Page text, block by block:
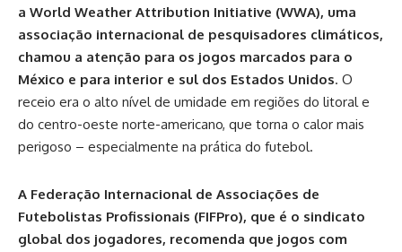
a World Weather Attribution Initiative (WWA), uma
associação internacional de pesquisadores climáticos,
chamou a atenção para os jogos marcados para o
México e para interior e sul dos Estados Unidos. O
receio era o alto nível de umidade em regiões do litoral e
do centro-oeste norte-americano, que torna o calor mais
perigoso – especialmente na prática do futebol.
A Federação Internacional de Associações de
Futebolistas Profissionais (FIFPro), que é o sindicato
global dos jogadores, recomenda que jogos com